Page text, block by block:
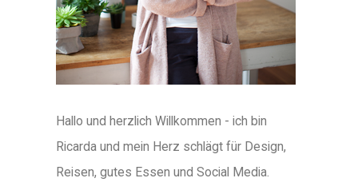
Hallo und herzlich Willkommen - ich bin
Ricarda und mein Herz schlägt für Design,
Reisen, gutes Essen und Social Media.